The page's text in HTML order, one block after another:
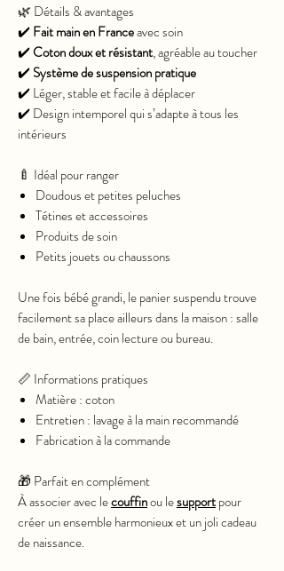
🌿 Détails & avantages
✔️Fait main en Franceavec soin
✔️Coton doux et résistant, agréable au toucher
✔️Système de suspension pratique
✔️ Léger, stable et facile à déplacer
✔️ Design intemporel qui s’adapte à tous les
intérieurs
🍼 Idéal pour ranger
Doudous et petites peluches
Tétines et accessoires
Produits de soin
Petits jouets ou chaussons
Une fois bébé grandi, le panier suspendu trouve
facilement sa place ailleurs dans la maison : salle
de bain, entrée, coin lecture ou bureau.
📏 Informations pratiques
Matière : coton
Entretien : lavage à la main recommandé
Fabrication à la commande
🎁 Parfait en complément
À associer avec lecouffinou lesupportpour
créer un ensemble harmonieux et un joli cadeau
de naissance.